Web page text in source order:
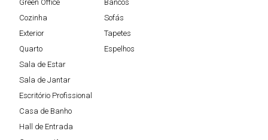
Green Office
Cozinha
Exterior
Quarto
Sala de Estar
Sala de Jantar
Escritório Profissional
Casa de Banho
Hall de Entrada
Bancos
Sofás
Tapetes
Espelhos